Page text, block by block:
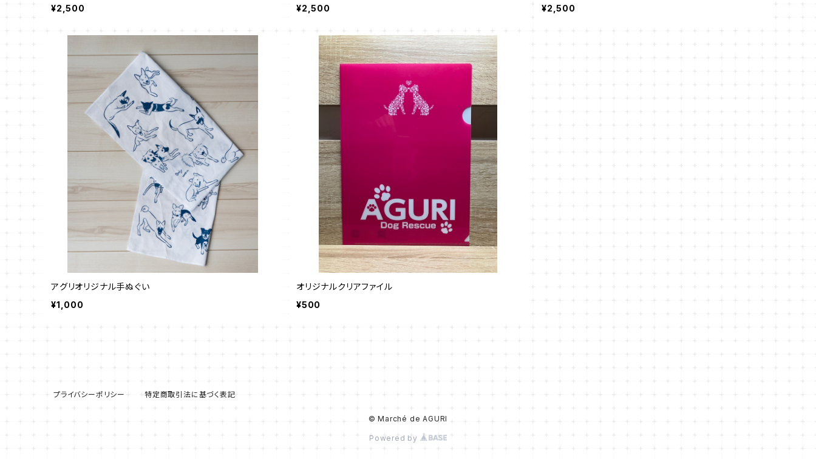
¥2,500
¥2,500
¥2,500
アグリオリジナル手ぬぐい
¥1,000
オリジナルクリアファイル
¥500
プライバシーポリシー 特定商取引法に基づく表記
© Marché de AGURI
Powered by